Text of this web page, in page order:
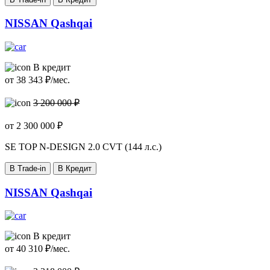
NISSAN Qashqai
В кредит
от 38 343 ₽/мес.
3 200 000 ₽
от 2 300 000 ₽
SE TOP N-DESIGN 2.0 CVT (144 л.с.)
В Trade-in В Кредит
NISSAN Qashqai
В кредит
от 40 310 ₽/мес.